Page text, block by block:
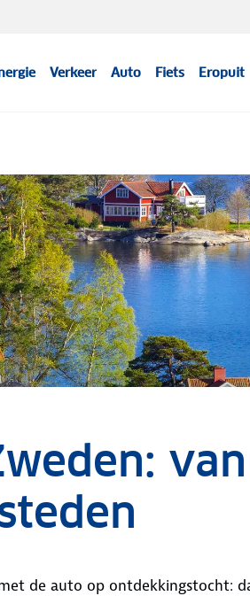
Verkeer Auto Fiets Eropuit
de auto op ontdekkingstocht: